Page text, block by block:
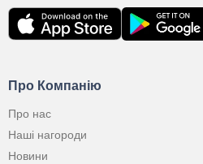
Про Компанію
Про нас
Наші нагороди
Новини